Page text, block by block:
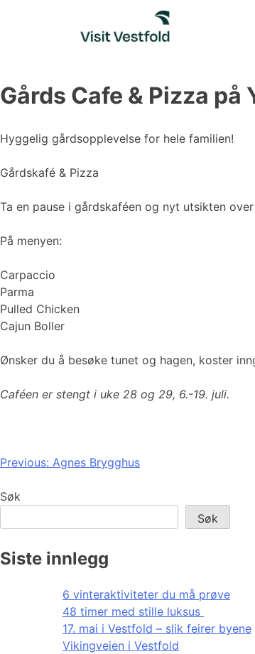
Gårds Cafe & Pizza på
Hyggelig gårdsopplevelse for hele familien!
Gårdskafé & Pizza
Ta en pause i gårdskaféen og nyt utsikten
På menyen:
Carpaccio
Parma
Pulled Chicken
Cajun Boller
Ønsker du å besøke tunet og hagen, koster
Caféen er stengt i uke 28 og 29, 6.-19. juli.
Innleggsnavigasjon
Previous: Agnes Brygghus
Søk
Søk
Siste innlegg
6 vinteraktiviteter du må prøve
48 timer med stille luksus
17. mai i Vestfold – slik feirer byene
Vikingveien i Vestfold